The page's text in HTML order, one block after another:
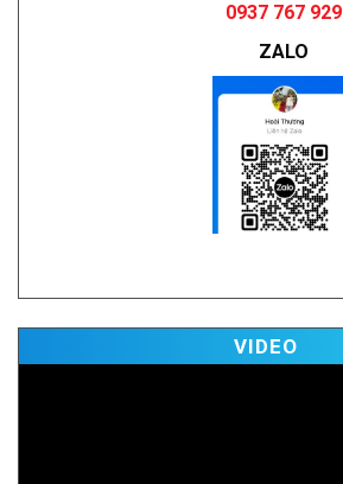
0937 767 929
ZALO
VIDEO